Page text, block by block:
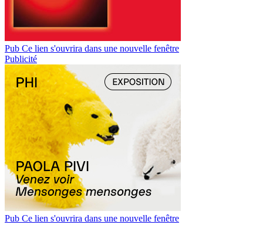
Pub Ce lien s'ouvrira dans une nouvelle fenêtre
Publicité
Pub Ce lien s'ouvrira dans une nouvelle fenêtre